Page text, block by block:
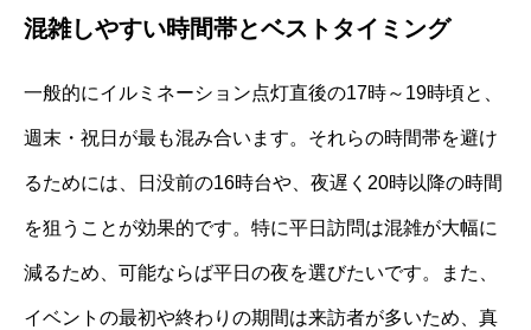
混雑しやすい時間帯とベストタイミング
一般的にイルミネーション点灯直後の17時～19時頃と、
週末・祝日が最も混み合います。それらの時間帯を避け
るためには、日没前の16時台や、夜遅く20時以降の時間
を狙うことが効果的です。特に平日訪問は混雑が大幅に
減るため、可能ならば平日の夜を選びたいです。また、
イベントの最初や終わりの期間は来訪者が多いため、真